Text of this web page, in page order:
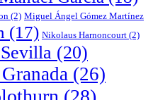
(2) Miguel Ángel Gómez Martínez
(17) Nikolaus Harnoncourt (2)
(20)
(26)